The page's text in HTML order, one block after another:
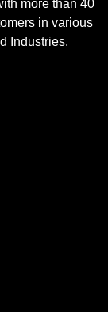
more than 40
in various
Industries.